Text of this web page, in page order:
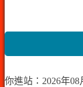
你進站：2026年08